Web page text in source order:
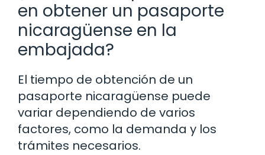
en obtener un pasaporte
nicaragüense en la
embajada?
El tiempo de obtención de un
pasaporte nicaragüense puede
variar dependiendo de varios
factores, como la demanda y los
trámites necesarios.